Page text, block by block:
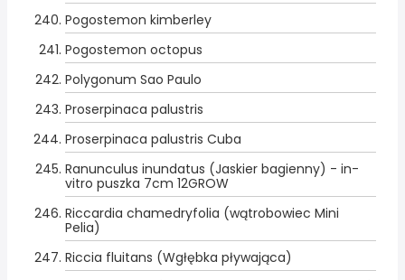
Pogostemon kimberley
Pogostemon octopus
Polygonum Sao Paulo
Proserpinaca palustris
Proserpinaca palustris Cuba
Ranunculus inundatus (Jaskier bagienny) - in-
vitro puszka 7cm 12GROW
Riccardia chamedryfolia (wątrobowiec Mini
Pelia)
Riccia fluitans (Wgłębka pływająca)